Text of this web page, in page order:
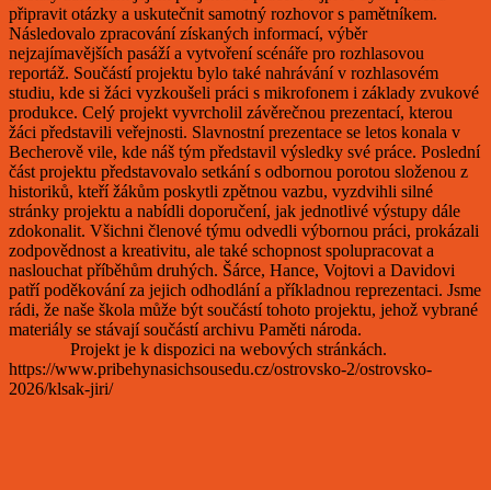
připravit otázky a uskutečnit samotný rozhovor s pamětníkem.
Následovalo zpracování získaných informací, výběr
nejzajímavějších pasáží a vytvoření scénáře pro rozhlasovou
reportáž. Součástí projektu bylo také nahrávání v rozhlasovém
studiu, kde si žáci vyzkoušeli práci s mikrofonem i základy zvukové
produkce. Celý projekt vyvrcholil závěrečnou prezentací, kterou
žáci představili veřejnosti. Slavnostní prezentace se letos konala v
Becherově vile, kde náš tým představil výsledky své práce. Poslední
část projektu představovalo setkání s odbornou porotou složenou z
historiků, kteří žákům poskytli zpětnou vazbu, vyzdvihli silné
stránky projektu a nabídli doporučení, jak jednotlivé výstupy dále
zdokonalit. Všichni členové týmu odvedli výbornou práci, prokázali
zodpovědnost a kreativitu, ale také schopnost spolupracovat a
naslouchat příběhům druhých. Šárce, Hance, Vojtovi a Davidovi
patří poděkování za jejich odhodlání a příkladnou reprezentaci. Jsme
rádi, že naše škola může být součástí tohoto projektu, jehož vybrané
materiály se stávají součástí archivu Paměti národa.
Projekt je k dispozici na webových stránkách.
https://www.pribehynasichsousedu.cz/ostrovsko-2/ostrovsko-
2026/klsak-jiri/